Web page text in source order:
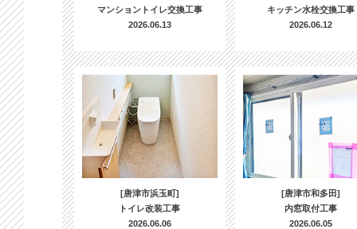
マンショントイレ交換工事
2026.06.13
キッチン水栓交換工事
2026.06.12
[唐津市浜玉町]
トイレ改装工事
2026.06.06
[唐津市和多田]
内窓取付工事
2026.06.05